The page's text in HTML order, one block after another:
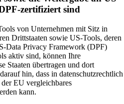
zertifiziert sind
von Unternehmen mit Sitz in
Drittstaaten sowie US-Tools, deren
Data Privacy Framework (DPF)
aktiv sind, können Ihre
Staaten übertragen und dort
hin, dass in datenschutzrechtlich
EU vergleichbares
kann.